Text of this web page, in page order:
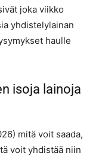
joka viikko
yhdistelylainan
haulle
isoja lainoja
mitä voit saada,
voit yhdistää niin